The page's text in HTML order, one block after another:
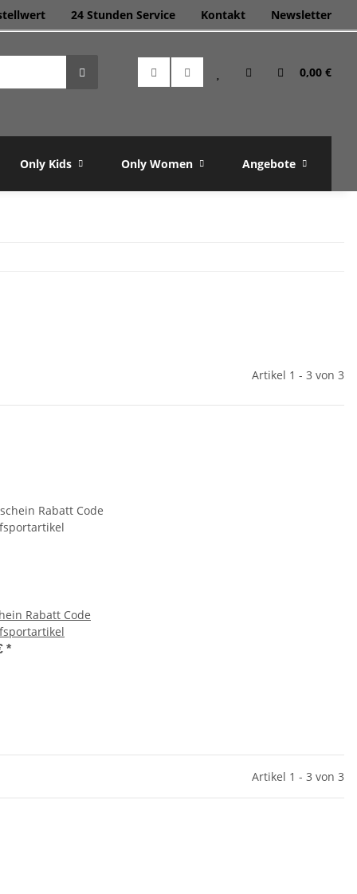
24 Stunden Service Kontakt Newsletter
0,00 €
Only Kids Only Women Angebote
Artikel 1 - 3 von 3
Rabatt Code
*
Artikel 1 - 3 von 3